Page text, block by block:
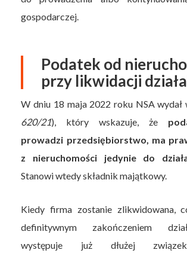
gospodarczej.
Podatek od
przy likwidacji
W dniu 18 maja 2022 roku NSA wydał
620/21), który wskazuje, że
prowadzi przedsiębiorstwo, ma
z nieruchomości jedynie do
Stanowi wtedy składnik majątkowy.
Kiedy firma zostanie zlikwidowana,
definitywnym zakończeniem
występuje już dłużej